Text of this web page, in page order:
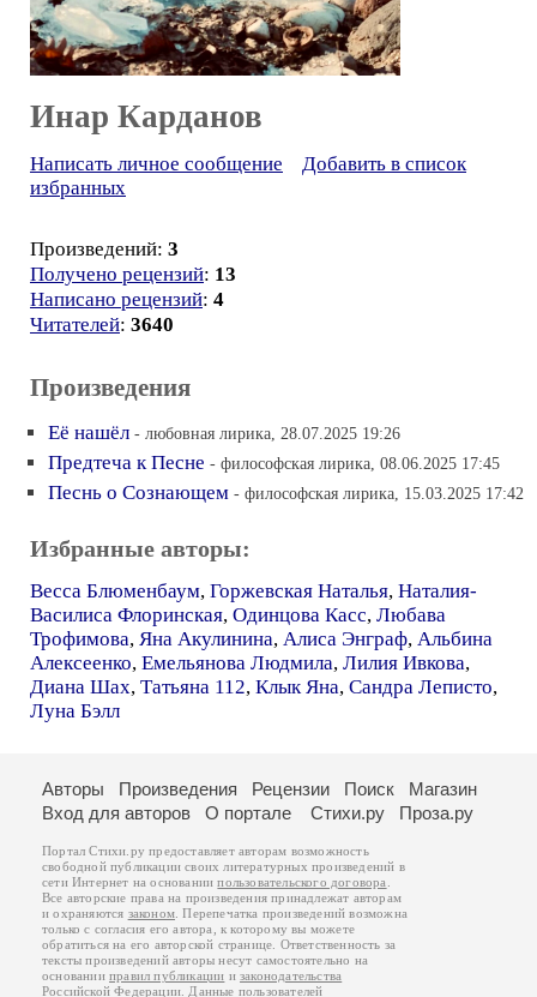
Инар Карданов
Написать личное сообщение
Добавить в список
избранных
Произведений: 3
Получено рецензий: 13
Написано рецензий: 4
Читателей: 3640
Произведения
Её нашёл - любовная лирика, 28.07.2025 19:26
Предтеча к Песне - философская лирика, 08.06.2025 17:45
Песнь о Сознающем - философская лирика, 15.03.2025 17:42
Избранные авторы:
Весса Блюменбаум, Горжевская Наталья, Наталия-
Василиса Флоринская, Одинцова Касс, Любава
Трофимова, Яна Акулинина, Алиса Энграф, Альбина
Алексеенко, Емельянова Людмила, Лилия Ивкова,
Диана Шах, Татьяна 112, Клык Яна, Сандра Леписто,
Луна Бэлл
Авторы Произведения Рецензии Поиск
Магазин
Вход для авторов
О портале Стихи.ру Проза.ру
Портал Стихи.ру предоставляет авторам возможность
свободной публикации своих литературных произведений в
сети Интернет на основаниипользовательского договора
Все авторские права на произведения принадлежат авторам
и охраняются законом . Перепечатка произведений возможна
только с согласия его автора, к которому вы можете
обратиться на его авторской странице. Ответственность за
тексты произведений авторы несут самостоятельно на
основанииправил публикации изаконодательства
Российской Федерации . Данные пользователей